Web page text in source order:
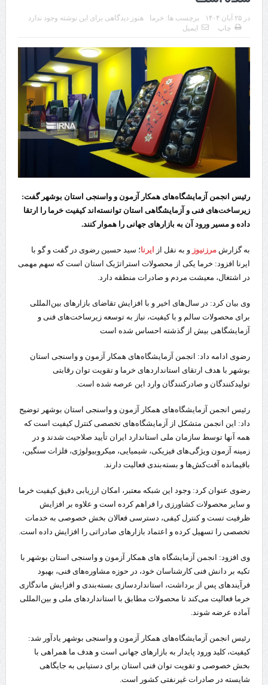
چابهار، جایی که دریا به زندگی سلام می‌کند
طرز تهیه خورش خلال کرمانشاهی +نکات و فوت وفن‌ها
قدردانی وزیر میراث فرهنگی، گردشگری و صنایع دستی از استاندار اردبیل
استاندار اردبیل در دیدار دبیر شورای‌عالی مناطق آزاد و ویژه اقتصادی:
راه‌اندازی کامل منطقه آزاد اردبیل-بیله‌سوار و منطقه ویژه اقتصادی نمین تسریع
شود
در دیدار استاندار اردبیل و مدیرعامل بانک سینا محقق شد؛
تخصیص ۳۰۰میلیارد تومان برای تکمیل بزرگراه اردبیل-سرچم
کشف ۱۱ قبضه سلاح کلت کمری توسط مرزبانان هنگ مرزی ارومیه
رئیس سازمان راهداری:
مرز چیلات دهلران می‌تواند مکمل مرز بین‌المللی مهران شود
در ۲۵ آبان ۱۴۰۴ برچسب ها: خرما
هنوز دیدگاهی برای این نوشته وجود ندارد
چاپ
ایمیل
رئیس انجمن آزمایشگاه‌های همکار آزمون و واسنجی استان بوشهر گفت:
زیرساخت‌های فنی و آزمایشگاهی استان توانسته‌اند کیفیت خرما را ارتقا
داده و مسیر ورود آن به بازارهای جهانی را هموار کنند.
به گزارش مرزنیوز و به نقل از ایرنا؛ سید حسین رضوی در گفت و گو با
ایرنا افزود: خرما یکی از محصولات استراتژیک استان است که سهم مهمی
در اشتغال، معیشت مردم و صادرات منطقه دارد.
وی بیان کرد: در سال‌های اخیر و با افزایش تقاضای بازارهای بین‌المللی
برای محصولات سالم و با کیفیت، نیاز به توسعه زیرساخت‌های فنی و
آزمایشگاهی بیش از گذشته احساس شده است
رضوی ادامه داد: انجمن آزمایشگاه‌های همکار آزمون و واسنجی استان
بوشهر با هدف ارتقای استانداردهای خرما و تقویت توان رقابتی
تولیدکنندگان و صادرکنندگان وارد این عرصه شده است.
رئیس انجمن آزمایشگاه‌های همکار آزمون و واسنجی استان بوشهر توضیح
داد: این انجمن متشکل از آزمایشگاه‌های تخصصی کنترل کیفیت است که
همه آنها توسط سازمان ملی استاندارد ایران تأیید صلاحیت شدند و در
زمینه آزمون ویژگی‌های فیزیکی، شیمیایی، میکروبیولوژی، فلزات سنگین،
باقیمانده آفت‌کش‌ها و بسته‌بندی فعالیت دارند.
رضوی عنوان کرد: وجود این شبکه معتبر، امکان ارزیابی دقیق کیفیت خرما
و سایر محصولات کشاورزی را فراهم کرده است و علاوه بر افزایش
ظرفیت تست و کنترل کیفی، دسترسی فعالان بخش خصوصی به خدمات
تخصصی را تسهیل کرده و اعتماد بازارهای صادراتی را افزایش داده است.
وی افزود: انجمن آزمایشگاه های همکار آزمون و واسنجی استان بوشهر با
تکیه بر دانش فنی کارشناسان خود، در حوزه مشاوره‌های فنی، بهبود
فرآیندهای پس از برداشت، استانداردسازی بسته‌بندی و افزایش ماندگاری
خرما فعالیت می‌کند تا محصولات مطابق با استانداردهای ملی و بین‌المللی
آماده عرضه شوند.
رئیس انجمن آزمایشگاه‌های همکار آزمون و واسنجی بوشهر یادآور شد:
کیفیت، کلید ورود پایدار به بازارهای جهانی است و هدف ما همراهی با
بخش خصوصی و تقویت توان فنی استان برای دستیابی به جایگاهی
شایسته در صادرات غیرنفتی کشور است.